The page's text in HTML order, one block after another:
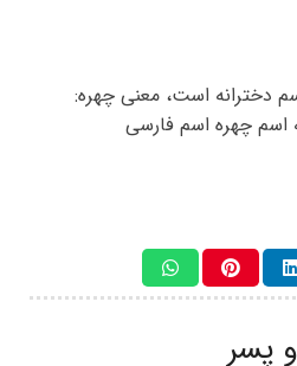
دخترانه است، معنی چهره:
چهره اسم فارسی
پسر